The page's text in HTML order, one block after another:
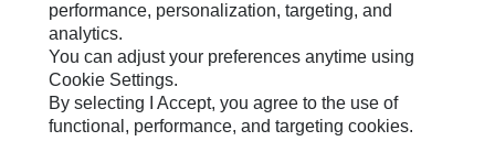
Cookie Settings
Yasal
Gizlilik
performance, personalization, targeting, and
analytics.
You can adjust your preferences anytime using
Cookie Settings.
By selecting I Accept, you agree to the use of
functional, performance, and targeting cookies.